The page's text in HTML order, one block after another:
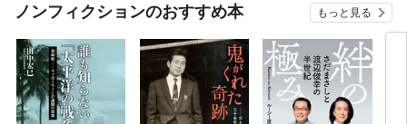
ノンフィクションのおすすめ本 もっと見る